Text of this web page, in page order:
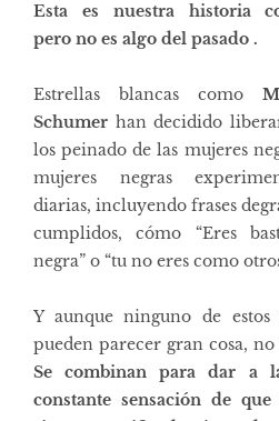
Esta es nuestra historia
pero no es algo del pasado .
Estrellas blancas como
Schumer han decidido
los peinado de las mujeres
mujeres negras
diarias, incluyendo frases
cumplidos, cómo “Eres
negra” o “tu no eres como
Y aunque ninguno de
pueden parecer gran cosa,
Se combinan para dar a
constante sensación de